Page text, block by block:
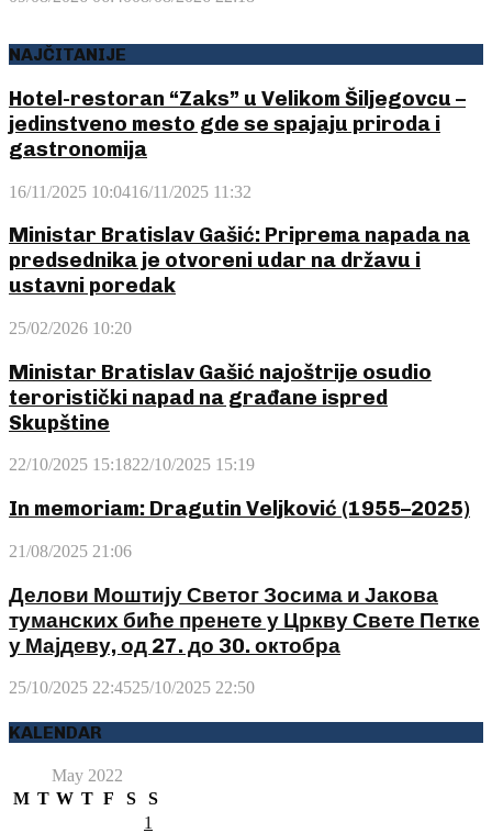
NAJČITANIJE
Hotel-restoran “Zaks” u Velikom Šiljegovcu –
jedinstveno mesto gde se spajaju priroda i
gastronomija
16/11/2025 10:0416/11/2025 11:32
Ministar Bratislav Gašić: Priprema napada na
predsednika je otvoreni udar na državu i
ustavni poredak
25/02/2026 10:20
Ministar Bratislav Gašić najoštrije osudio
teroristički napad na građane ispred
Skupštine
22/10/2025 15:1822/10/2025 15:19
In memoriam: Dragutin Veljković (1955–2025)
21/08/2025 21:06
Делови Моштију Светог Зосима и Јакова
туманских биће пренете у Цркву Свете Петке
у Мајдеву, од 27. до 30. октобра
25/10/2025 22:4525/10/2025 22:50
KALENDAR
May 2022
M T W T F S
S
1